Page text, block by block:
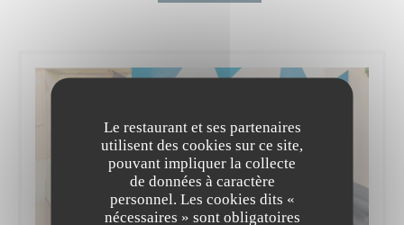
Le restaurant et ses partenaires
utilisent des cookies sur ce site,
pouvant impliquer la collecte
de données à caractère
personnel. Les cookies dits «
nécessaires » sont obligatoires